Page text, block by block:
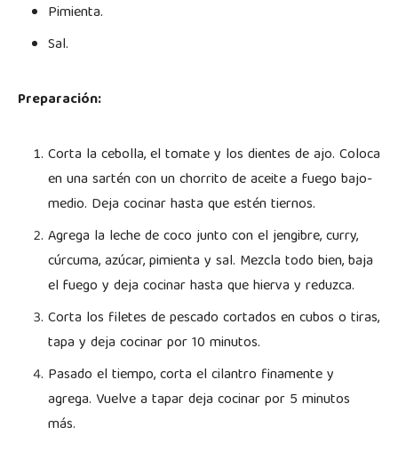
Pimienta.
Sal.
Preparación:
Corta la cebolla, el tomate y los dientes de ajo. Coloca
en una sartén con un chorrito de aceite a fuego bajo-
medio. Deja cocinar hasta que estén tiernos.
Agrega la leche de coco junto con el jengibre, curry,
cúrcuma, azúcar, pimienta y sal. Mezcla todo bien, baja
el fuego y deja cocinar hasta que hierva y reduzca.
Corta los filetes de pescado cortados en cubos o tiras,
tapa y deja cocinar por 10 minutos.
Pasado el tiempo, corta el cilantro finamente y
agrega. Vuelve a tapar deja cocinar por 5 minutos
más.